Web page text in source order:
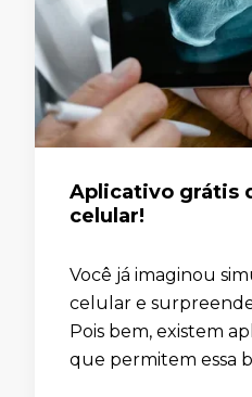
Aplicativo grátis
celular!
Você já imaginou
celular e
Pois bem, existem
que permitem essa